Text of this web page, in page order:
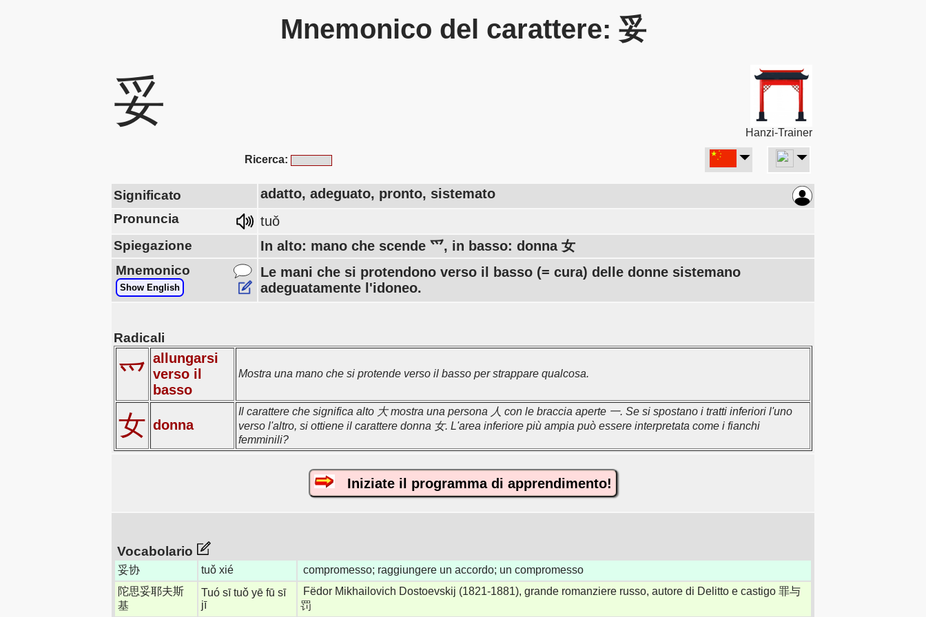
Mnemonico del carattere: 妥
妥
Hanzi-Trainer
Ricerca:
Significato adatto, adeguato, pronto, sistemato
Pronuncia tuǒ
Spiegazione In alto: mano che scende 爫, in basso: donna 女
Mnemonico
Show English
Le mani che si protendono verso il basso (= cura) delle donne sistemano
adeguatamente l'idoneo.
Radicali
爫
allungarsi
verso il
basso
Mostra una mano che si protende verso il basso per strappare qualcosa.
女 donna
Il carattere che significa alto 大 mostra una persona 人 con le braccia aperte 一. Se si spostano i tratti inferiori l'uno
verso l'altro, si ottiene il carattere donna 女. L'area inferiore più ampia può essere interpretata come i fianchi
femminili?
Iniziate il programma di apprendimento!
Vocabolario
妥协 tuǒ xié
compromesso; raggiungere un accordo; un compromesso
陀思妥耶夫斯
基
Tuó sī tuǒ yē fū sī
jī
Fëdor Mikhailovich Dostoevskij (1821-1881), grande romanziere russo, autore di Delitto e castigo 罪与
罚